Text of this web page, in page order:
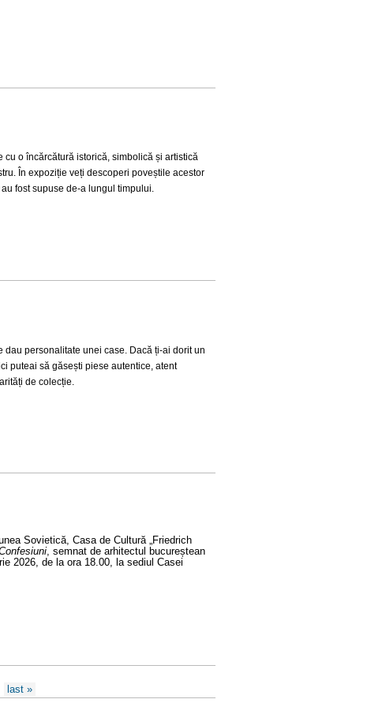
o încărcătură istorică, simbolică și artistică
În expoziție veți descoperi poveștile acestor
fost supuse de-a lungul timpului.
personalitate unei case. Dacă ți-ai dorit un
puteai să găsești piese autentice, atent
de colecție.
Sovietică, Casa de Cultură „Friedrich
, semnat de arhitectul bucureștean
2026 , de la ora 18.00 , la sediul Casei
last »